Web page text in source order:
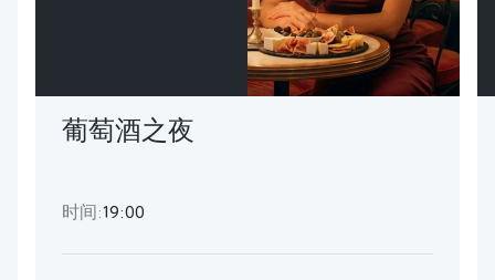
葡萄酒之夜
时间:19:00